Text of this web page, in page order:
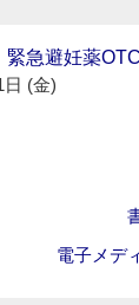
緊急避妊薬
日 (金)
電子メデ